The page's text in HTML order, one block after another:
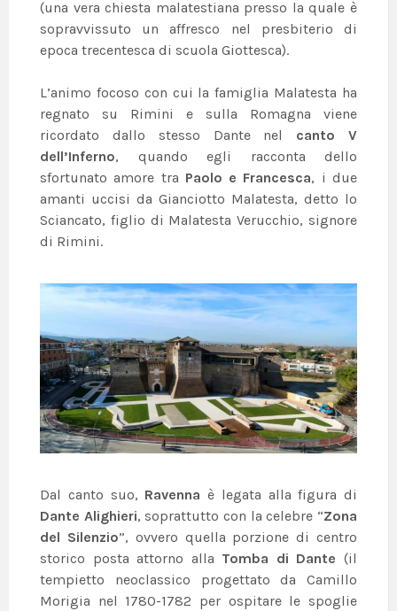
(una vera chiesta malatestiana presso la quale è
sopravvissuto un affresco nel presbiterio di
epoca trecentesca di scuola Giottesca).
L’animo focoso con cui la famiglia Malatesta ha
regnato su Rimini e sulla Romagna viene
ricordato dallo stesso Dante nel canto V
dell’Inferno, quando egli racconta dello
sfortunato amore tra Paolo e Francesca, i due
amanti uccisi da Gianciotto Malatesta, detto lo
Sciancato, figlio di Malatesta Verucchio, signore
di Rimini.
Dal canto suo, Ravenna è legata alla figura di
Dante Alighieri, soprattutto con la celebre “Zona
del Silenzio”, ovvero quella porzione di centro
storico posta attorno alla Tomba di Dante (il
tempietto neoclassico progettato da Camillo
Morigia nel 1780-1782 per ospitare le spoglie